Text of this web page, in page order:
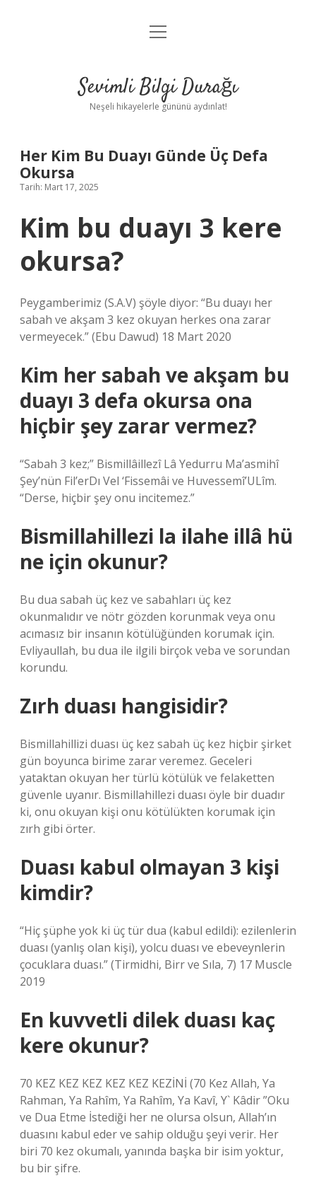
Anasayfa
Yasal Uyarı
menüyü
Sevimli Bilgi Durağı
Neşeli hikayelerle gününü aydınlat!
Her Kim Bu Duayı Günde Üç Defa
Okursa
Tarih: Mart 17, 2025
Kim bu duayı 3 kere
okursa?
Peygamberimiz (S.A.V) şöyle diyor: “Bu duayı her
sabah ve akşam 3 kez okuyan herkes ona zarar
vermeyecek.” (Ebu Dawud) 18 Mart 2020
Kim her sabah ve akşam bu
duayı 3 defa okursa ona
hiçbir şey zarar vermez?
“Sabah 3 kez;” Bismillâillezî Lâ Yedurru Ma’asmihî
Şey’nün Fil’erDı Vel ‘Fissemâi ve Huvessemî’ULîm.
“Derse, hiçbir şey onu incitemez.”
Bismillahillezi la ilahe illâ hü
ne için okunur?
Bu dua sabah üç kez ve sabahları üç kez
okunmalıdır ve nötr gözden korunmak veya onu
acımasız bir insanın kötülüğünden korumak için.
Evliyaullah, bu dua ile ilgili birçok veba ve sorundan
korundu.
Zırh duası hangisidir?
Bismillahillizi duası üç kez sabah üç kez hiçbir şirket
gün boyunca birime zarar veremez. Geceleri
yataktan okuyan her türlü kötülük ve felaketten
güvenle uyanır. Bismillahillezi duası öyle bir duadır
ki, onu okuyan kişi onu kötülükten korumak için
zırh gibi örter.
Duası kabul olmayan 3 kişi
kimdir?
“Hiç şüphe yok ki üç tür dua (kabul edildi): ezilenlerin
duası (yanlış olan kişi), yolcu duası ve ebeveynlerin
çocuklara duası.” (Tirmidhi, Birr ve Sıla, 7) 17 Muscle
2019
En kuvvetli dilek duası kaç
kere okunur?
70 KEZ KEZ KEZ KEZ KEZ KEZİNİ (70 Kez Allah, Ya
Rahman, Ya Rahîm, Ya Rahîm, Ya Kavî, Y` Kâdir ”Oku
ve Dua Etme İstediği her ne olursa olsun, Allah’ın
duasını kabul eder ve sahip olduğu şeyi verir. Her
biri 70 kez okumalı, yanında başka bir isim yoktur,
bu bir şifre.